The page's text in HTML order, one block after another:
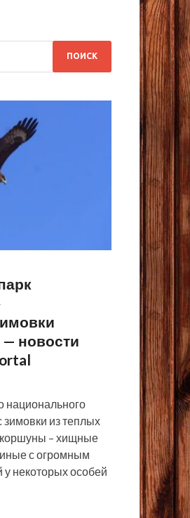
новости
национального
из теплых
– хищные
с огромным
некоторых особей